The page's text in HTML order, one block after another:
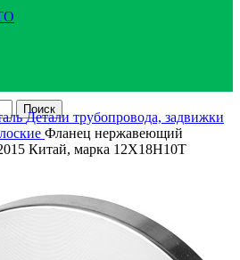
Поиск
Детали трубопровода, задвижки
Фланец нержавеющий
Китай, марка 12Х18Н10Т